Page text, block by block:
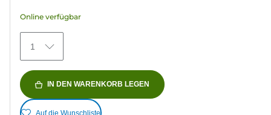
373
Bewertungen
Online verfügbar
1
IN DEN WARENKORB LEGEN
Auf die Wunschliste